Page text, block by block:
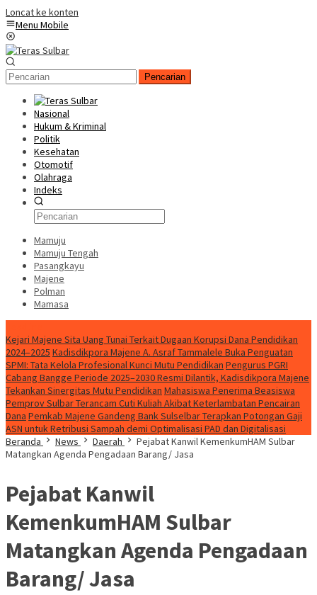
Loncat ke konten
Menu Mobile
Pencarian
Nasional
Hukum & Kriminal
Politik
Kesehatan
Otomotif
Olahraga
Indeks
Mamuju
Mamuju Tengah
Pasangkayu
Majene
Polman
Mamasa
Kejari Majene Sita Uang Tunai Terkait Dugaan Korupsi Dana Pendidikan
2024–2025 Kadisdikpora Majene A. Asraf Tammalele Buka Penguatan
SPMI: Tata Kelola Profesional Kunci Mutu Pendidikan Pengurus PGRI
Cabang Bangge Periode 2025–2030 Resmi Dilantik, Kadisdikpora Majene
Tekankan Sinergitas Mutu Pendidikan Mahasiswa Penerima Beasiswa
Pemprov Sulbar Terancam Cuti Kuliah Akibat Keterlambatan Pencairan
Dana Pemkab Majene Gandeng Bank Sulselbar Terapkan Potongan Gaji
ASN untuk Retribusi Sampah demi Optimalisasi PAD dan Digitalisasi
Beranda
News Daerah
Pejabat Kanwil KemenkumHAM Sulbar
Matangkan Agenda Pengadaan Barang/ Jasa
Pejabat Kanwil
KemenkumHAM Sulbar
Matangkan Agenda Pengadaan
Barang/ Jasa